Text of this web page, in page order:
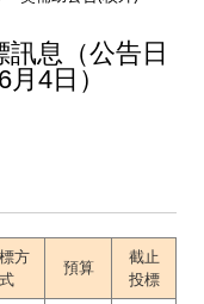
息（公告日
4日）
方
式
預算
截止
投標